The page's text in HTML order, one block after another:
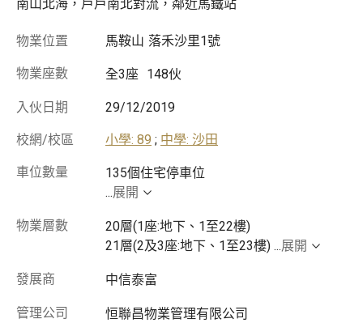
南山北海，戶戶南北對流，鄰近馬鐵站
物業位置 馬鞍山 落禾沙里1號
物業座數 全3座 148伙
入伙日期 29/12/2019
校網/校區 小學: 89 ; 中學: 沙田
車位數量
...展開
物業層數
20層(1座:地下、1至22樓)
21層(2及3座:地下、1至23樓) ...展開
發展商 中信泰富
管理公司 恒聯昌物業管理有限公司